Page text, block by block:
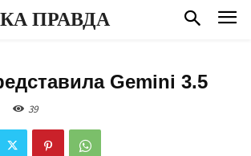
ПРАВДА
Gemini 3.5
39